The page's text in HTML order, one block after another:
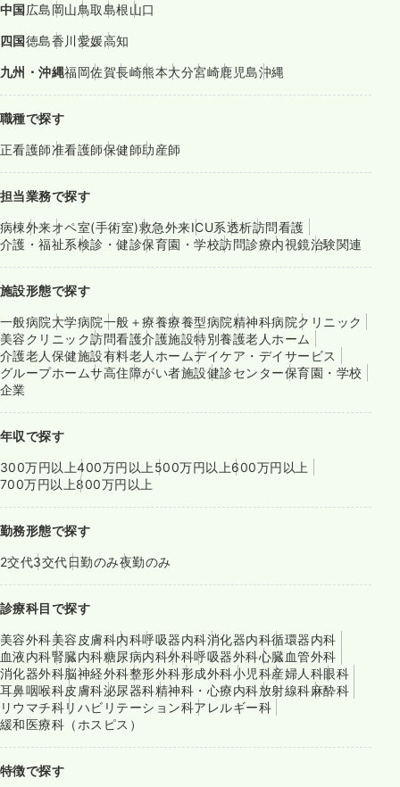
中国広島岡山鳥取島根山口
四国徳島香川愛媛高知
九州・沖縄福岡佐賀長崎熊本大分宮崎鹿児島沖縄
職種で探す
正看護師准看護師保健師助産師
担当業務で探す
病棟外来オペ室(手術室)救急外来ICU系透析訪問看護
介護・福祉系検診・健診保育園・学校訪問診療内視鏡治験関連
施設形態で探す
一般病院大学病院一般＋療養療養型病院精神科病院クリニック
美容クリニック訪問看護介護施設特別養護老人ホーム
介護老人保健施設有料老人ホームデイケア・デイサービス
グループホームサ高住障がい者施設健診センター保育園・学校
企業
年収で探す
300万円以上400万円以上 500万円以上600万円以上
700万円以上800万円以上
勤務形態で探す
2交代3交代日勤のみ夜勤のみ
診療科目で探す
美容外科美容皮膚科内科呼吸器内科消化器内科循環器内科
血液内科腎臓内科糖尿病内科外科呼吸器外科心臓血管外科
消化器外科脳神経外科整形外科形成外科小児科産婦人科眼科
耳鼻咽喉科皮膚科泌尿器科精神科・心療内科放射線科麻酔科
リウマチ科リハビリテーション科アレルギー科
緩和医療科（ホスピス）
特徴で探す